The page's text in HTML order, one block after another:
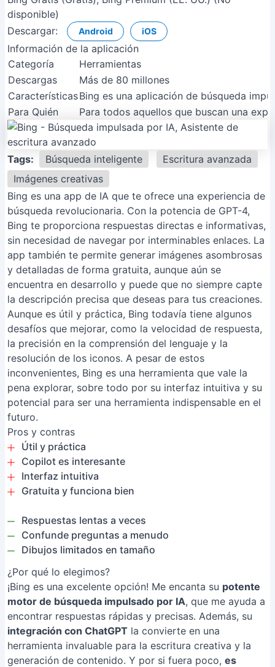
disponible)
Descargar:
Android iOS
Información de la aplicación
Categoría
Herramientas
Descargas
Más de 80 millones
CaracterísticasBing es una aplicación de búsqueda
Para Quién
Para todos aquellos que buscan una
Tags: Búsqueda inteligente
Escritura avanzada
Imágenes creativas
Bing es una app de IA que te ofrece una experiencia de
búsqueda revolucionaria. Con la potencia de GPT-4,
Bing te proporciona respuestas directas e informativas,
sin necesidad de navegar por interminables enlaces. La
app también te permite generar imágenes asombrosas
y detalladas de forma gratuita, aunque aún se
encuentra en desarrollo y puede que no siempre capte
la descripción precisa que deseas para tus creaciones.
Aunque es útil y práctica, Bing todavía tiene algunos
desafíos que mejorar, como la velocidad de respuesta,
la precisión en la comprensión del lenguaje y la
resolución de los iconos. A pesar de estos
inconvenientes, Bing es una herramienta que vale la
pena explorar, sobre todo por su interfaz intuitiva y su
potencial para ser una herramienta indispensable en el
futuro.
Pros y contras
Útil y práctica
Copilot es interesante
Interfaz intuitiva
Gratuita y funciona bien
Respuestas lentas a veces
Confunde preguntas a menudo
Dibujos limitados en tamaño
¿Por qué lo elegimos?
¡Bing es una excelente opción! Me encanta su potente
motor de búsqueda impulsado por IA, que me ayuda a
encontrar respuestas rápidas y precisas. Además, su
integración con ChatGPT la convierte en una
herramienta invaluable para la escritura creativa y la
generación de contenido. Y por si fuera poco, es